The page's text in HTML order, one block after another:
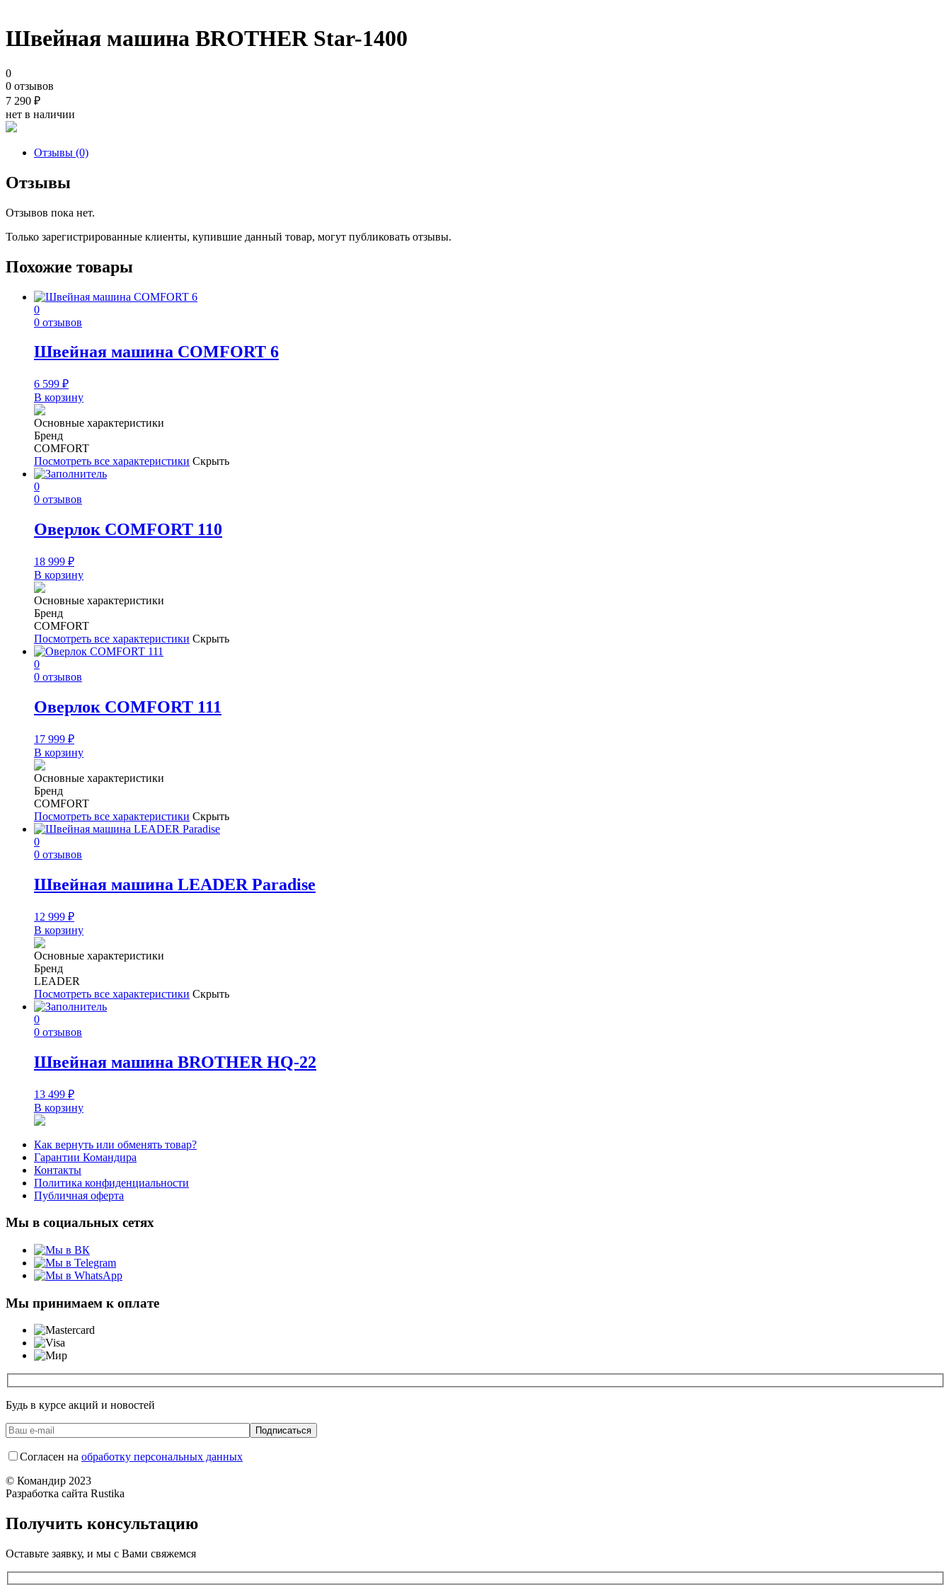
Швейная машина BROTHER Star-1400
0
0 отзывов
7 290 ₽
нет в наличии
Отзывы (0)
Отзывы
Отзывов пока нет.
Только зарегистрированные клиенты, купившие данный товар, могут публиковать отзывы.
Похожие товары
0
0 отзывов
Швейная машина COMFORT 6
6 599 ₽
В корзину
Основные характеристики
Бренд
COMFORT
Посмотреть все характеристики Скрыть
0
0 отзывов
Оверлок COMFORT 110
18 999 ₽
В корзину
Основные характеристики
Бренд
COMFORT
Посмотреть все характеристики Скрыть
0
0 отзывов
Оверлок COMFORT 111
17 999 ₽
В корзину
Основные характеристики
Бренд
COMFORT
Посмотреть все характеристики Скрыть
0
0 отзывов
Швейная машина LEADER Paradise
12 999 ₽
В корзину
Основные характеристики
Бренд
LEADER
Посмотреть все характеристики Скрыть
0
0 отзывов
Швейная машина BROTHER HQ-22
13 499 ₽
В корзину
Как вернуть или обменять товар?
Гарантии Командира
Контакты
Политика конфиденциальности
Публичная оферта
Мы в социальных сетях
Мы принимаем к оплате
Будь в курсе акций и новостей
Согласен на обработку персональных данных
© Командир 2023
Разработка сайта Rustika
Получить консультацию
Оставьте заявку, и мы с Вами свяжемся